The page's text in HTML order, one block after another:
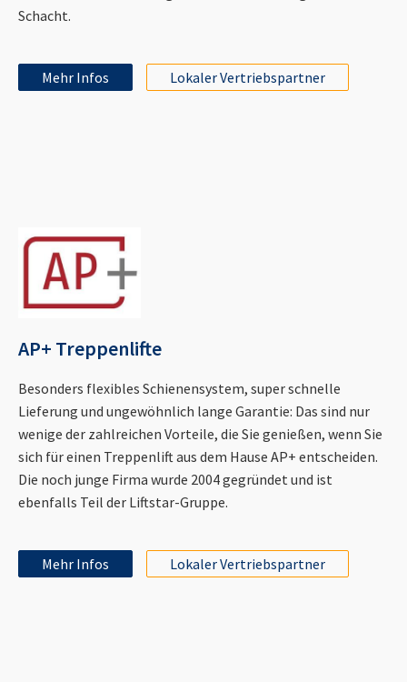
Schacht.
Mehr Infos Lokaler Vertriebspartner
AP+ Treppenlifte
Besonders flexibles Schienensystem, super schnelle
Lieferung und ungewöhnlich lange Garantie: Das sind nur
wenige der zahlreichen Vorteile, die Sie genießen, wenn Sie
sich für einen Treppenlift aus dem Hause AP+ entscheiden.
Die noch junge Firma wurde 2004 gegründet und ist
ebenfalls Teil der Liftstar-Gruppe.
Mehr Infos Lokaler Vertriebspartner